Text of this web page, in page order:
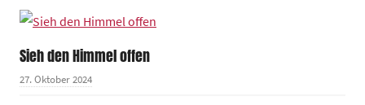
Sieh den Himmel offen
27. Oktober 2024